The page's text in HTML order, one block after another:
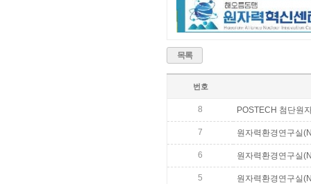
목록
번호
8 POSTECH 첨단원
7 원자력환경연구실
6 원자력환경연구실
5 원자력환경연구실